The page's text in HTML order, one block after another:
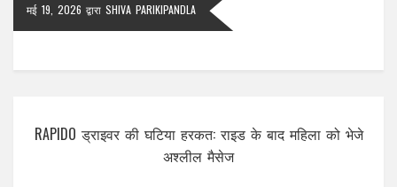
मई 19, 2026 द्वारा SHIVA PARIKIPANDLA
RAPIDO ड्राइवर की घटिया हरकत: राइड के बाद महिला को भेजे
अश्लील मैसेज